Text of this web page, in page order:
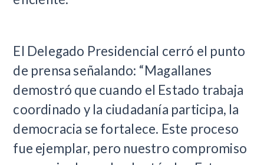
El Delegado Presidencial cerró el punto
de prensa señalando: “Magallanes
demostró que cuando el Estado trabaja
coordinado y la ciudadanía participa, la
democracia se fortalece. Este proceso
fue ejemplar, pero nuestro compromiso